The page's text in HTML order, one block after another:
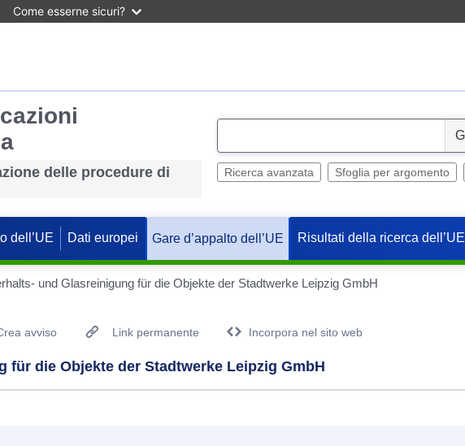
Come esserne sicuri?
delle procedure di
e
t
Ricerca avanzata Sfoglia per argomento
dell’UE Dati europei Gare d’appalto dell’UE Risultati della ricerca dell’UE
und Glasreinigung für die Objekte der Stadtwerke Leipzig GmbH
Portlet
avviso Link permanente Incorpora nel sito web
für die Objekte der Stadtwerke Leipzig GmbH